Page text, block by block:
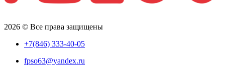
2026 © Все права защищены
+7(846) 333-40-05
fpso63@yandex.ru